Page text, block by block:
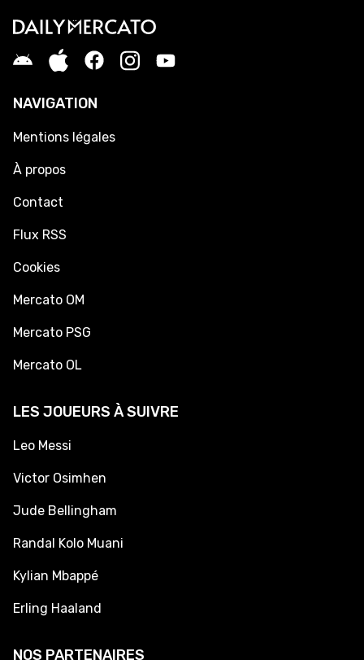
NAVIGATION
Mentions légales
À propos
Contact
Flux RSS
Cookies
Mercato OM
Mercato PSG
Mercato OL
LES JOUEURS À SUIVRE
Leo Messi
Victor Osimhen
Jude Bellingham
Randal Kolo Muani
Kylian Mbappé
Erling Haaland
NOS PARTENAIRES